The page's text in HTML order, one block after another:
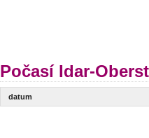
Počasí Idar-
datum